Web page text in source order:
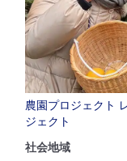
農園プロジェクト
ジェクト
社会地域